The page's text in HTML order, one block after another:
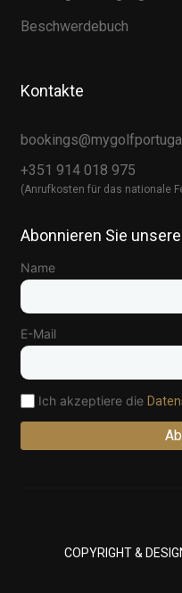
Beschwerdebuch
Kontakte
+351 914 018 975
(Anrufkosten für das nationale
Abonnieren Sie
Name
E-Mail
Ich akzeptiere die
COPYRIGHT &